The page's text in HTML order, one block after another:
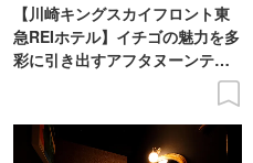
【川崎キングスカイフロント東
急REIホテル】イチゴの魅力を多
彩に引き出すアフタヌーンティ